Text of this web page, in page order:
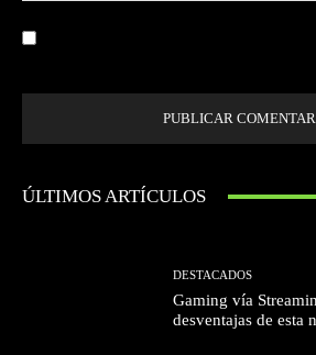
ÚLTIMOS ARTÍCULOS
DESTACADOS
Gaming vía
desventajas de esta